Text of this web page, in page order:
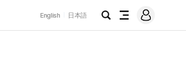
English 日本語
검
전
메
그